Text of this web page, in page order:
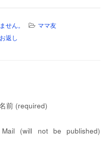
せん。
ママ友
お返し
前 (required)
Mail (will not be published)